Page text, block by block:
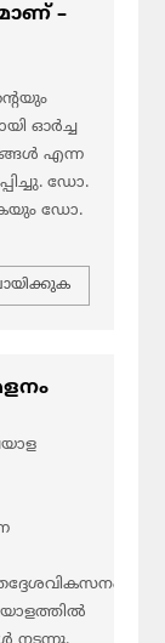
–
ഓർച്ച
എന്ന
ഡോ.
ഡോ.